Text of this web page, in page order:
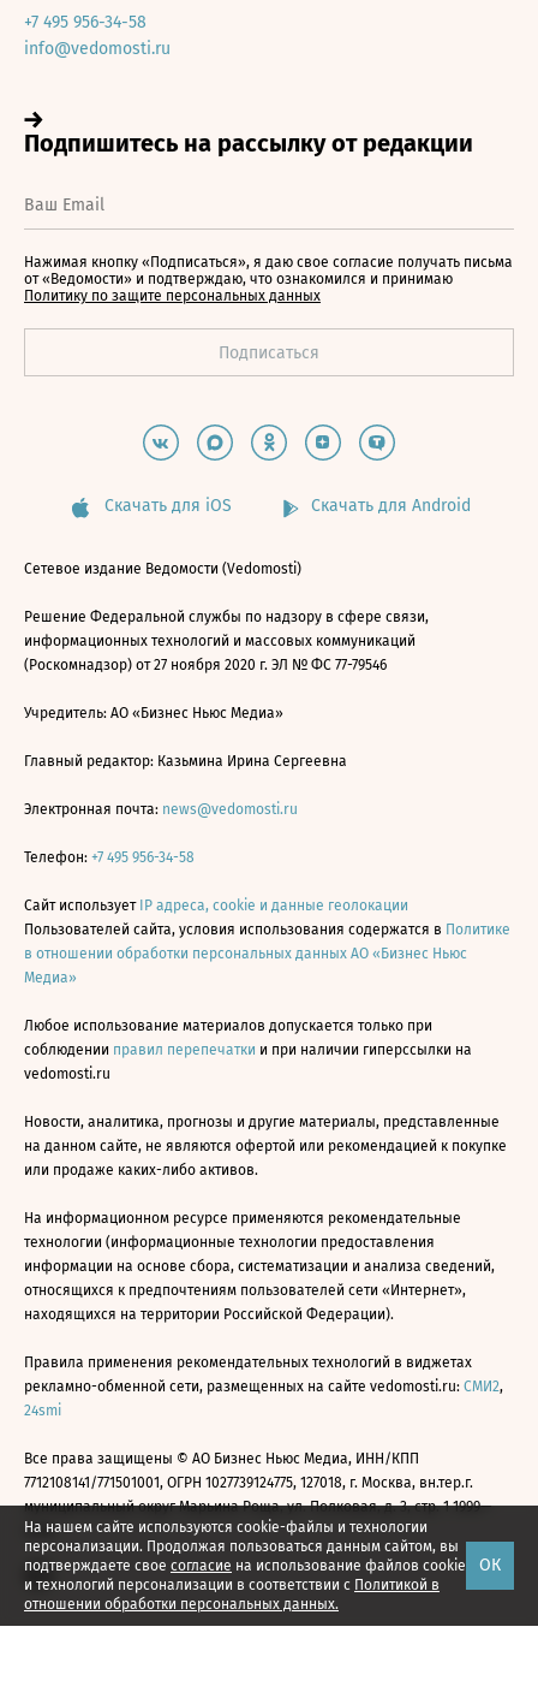
На нашем сайте используются cookie-файлы и технологии
персонализации. Продолжая пользоваться данным сайтом, вы
подтверждаете свое согласие на использование файлов cookie
и технологий персонализации в соответствии с Политикой в
отношении обработки персональных данных.
ОК
+7 495 956-34-58
info@vedomosti.ru
Нажимая кнопку «Подписаться», я даю свое согласие получать письма
от «Ведомости» и подтверждаю, что ознакомился и принимаю
Политику по защите персональных данных
Скачать для iOS Скачать для Android
Сетевое издание Ведомости (Vedomosti)
Решение Федеральной службы по надзору в сфере связи,
информационных технологий и массовых коммуникаций
(Роскомнадзор) от 27 ноября 2020 г. ЭЛ № ФС 77-79546
Учредитель: АО «Бизнес Ньюс Медиа»
Главный редактор: Казьмина Ирина Сергеевна
Электронная почта: news@vedomosti.ru
Телефон: +7 495 956-34-58
Сайт использует IP адреса, cookie и данные геолокации
Пользователей сайта, условия использования содержатся в Политике
в отношении обработки персональных данных АО «Бизнес Ньюс
Медиа»
Любое использование материалов допускается только при
соблюдении правил перепечатки и при наличии гиперссылки на
vedomosti.ru
Новости, аналитика, прогнозы и другие материалы, представленные
на данном сайте, не являются офертой или рекомендацией к покупке
или продаже каких-либо активов.
На информационном ресурсе применяются рекомендательные
технологии (информационные технологии предоставления
информации на основе сбора, систематизации и анализа сведений,
относящихся к предпочтениям пользователей сети «Интернет»,
находящихся на территории Российской Федерации).
Правила применения рекомендательных технологий в виджетах
рекламно-обменной сети, размещенных на сайте vedomosti.ru: СМИ2,
24smi
Все права защищены © АО Бизнес Ньюс Медиа, ИНН/КПП
7712108141/771501001, ОГРН 1027739124775, 127018, г. Москва, вн.тер.г.
муниципальный округ Марьина Роща, ул. Полковая, д. 3, стр. 1 1999—
2026